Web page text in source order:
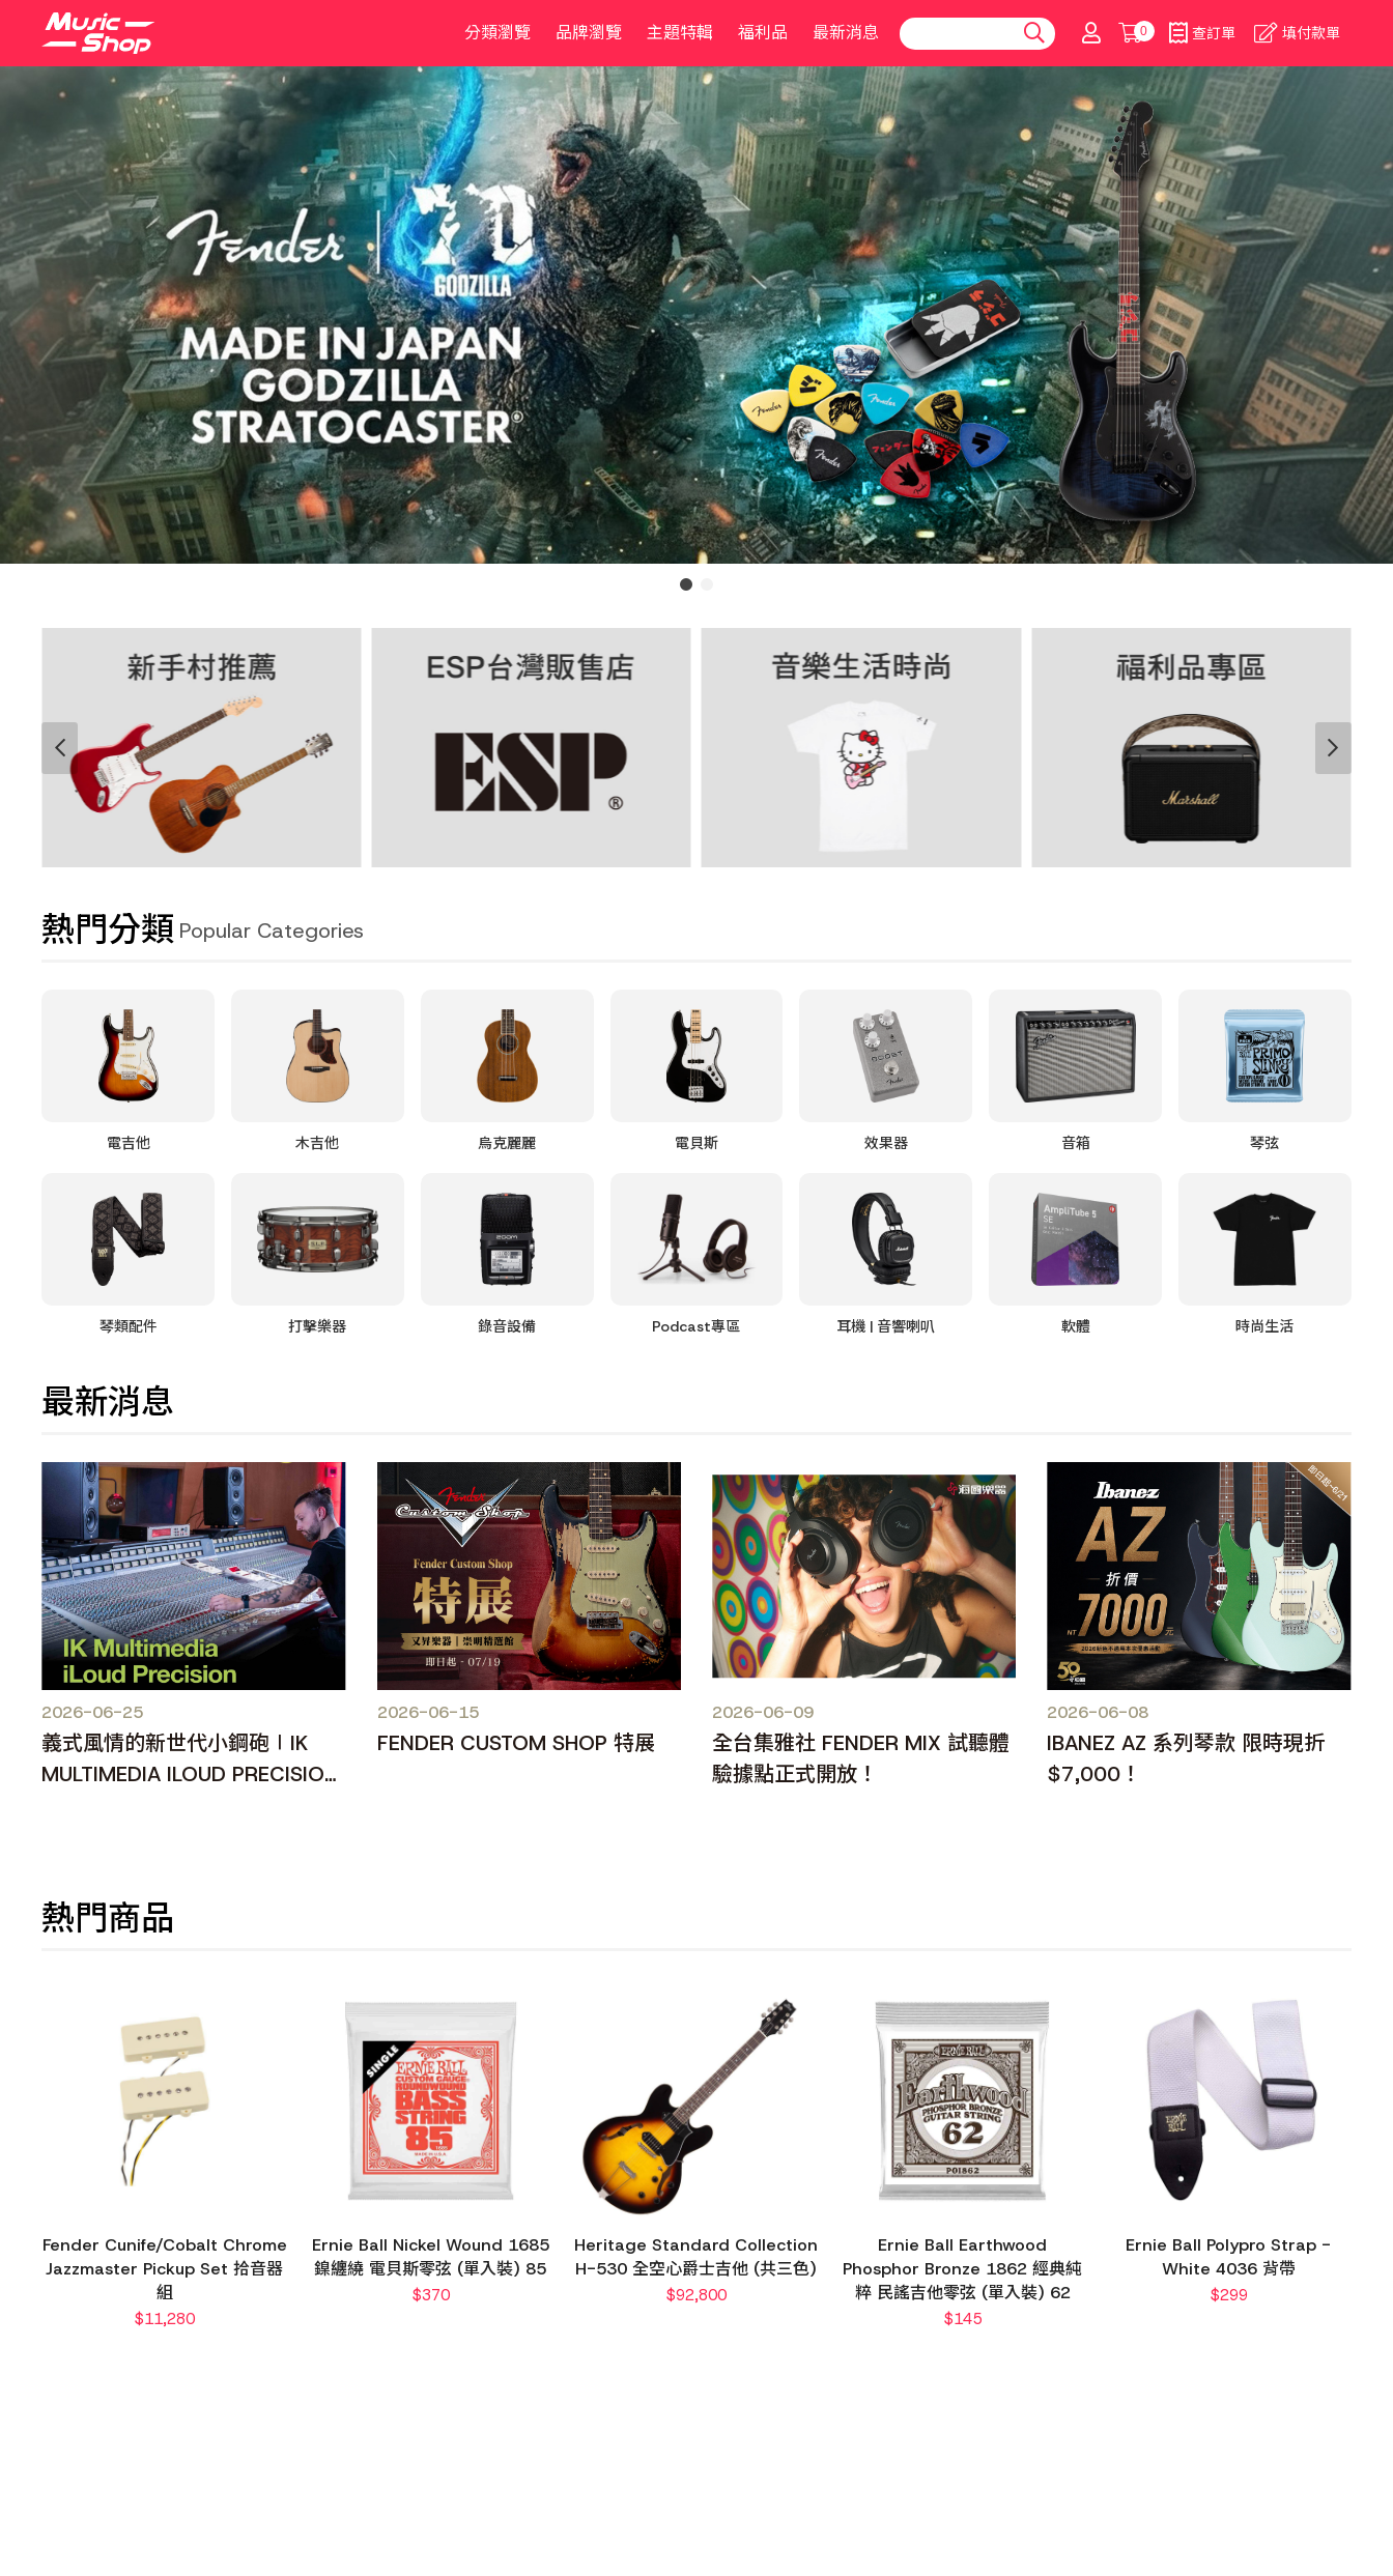
分類瀏覽 品牌瀏覽 主題特輯 福利品 最新消息 0 查訂單 填付款單
熱門分類 Popular Categories
電吉他 木吉他 烏克麗麗 電貝斯 效果器 音箱 琴弦
琴類配件 打擊樂器 錄音設備 Podcast專區 耳機 | 音響喇叭 軟體 時尚生活
最新消息
2026-06-25
義式風情的新世代小鋼砲∣IK
MULTIMEDIA ILOUD PRECISION
2026-06-15
FENDER CUSTOM SHOP 特展
2026-06-09
全台集雅社 FENDER MIX 試聽體
驗據點正式開放！
2026-06-08
IBANEZ AZ 系列琴款 限時現折
$7,000！
熱門商品
Fender Cunife/Cobalt Chrome
Jazzmaster Pickup Set 拾音器
組
$11,280
Ernie Ball Nickel Wound 1685
鎳纏繞 電貝斯零弦 (單入裝) 85
$370
Heritage Standard Collection
H-530 全空心爵士吉他 (共三色)
$92,800
Ernie Ball Earthwood
Phosphor Bronze 1862 經典純
粹 民謠吉他零弦 (單入裝) 62
$145
Ernie Ball Polypro Strap -
White 4036 背帶
$299